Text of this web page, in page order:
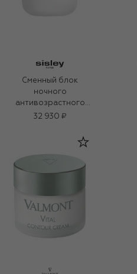
Сменный блок
ночного
антивозрастного
крема для кожи
32 930 ₽